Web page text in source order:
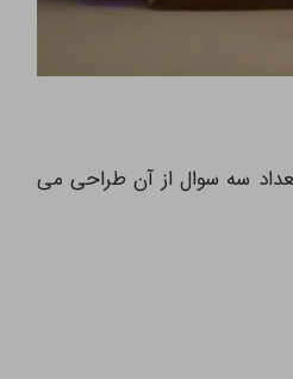
سه سوال از آن طراحی می